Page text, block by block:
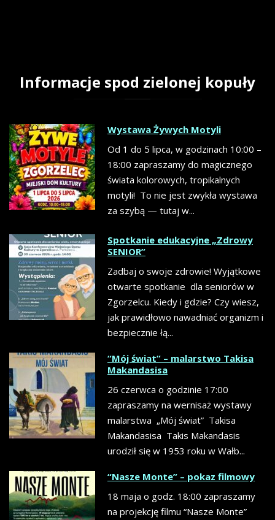
Informacje spod zielonej kopuły
Wystawa Żywych Motyli
Od 1 do 5 lipca, w godzinach 10:00 –
18:00 zapraszamy do magicznego
świata kolorowych, tropikalnych
motyli! To nie jest zwykła wystawa
za szybą — tutaj w...
Spotkanie edukacyjne „Zdrowy
SENIOR”
Zadbaj o swoje zdrowie! Wyjątkowe
otwarte spotkanie dla seniorów w
Zgorzelcu. Kiedy i gdzie? Czy wiesz,
jak prawidłowo nawadniać organizm i
bezpiecznie łą...
“Mój świat” – malarstwo Takisa
Makandasisa
26 czerwca o godzinie 17:00
zapraszamy na wernisaż wystawy
malarstwa „Mój świat” Takisa
Makandasisa Takis Makandasis
urodził się w 1953 roku w Wałb...
“Nasze Monte” – pokaz filmowy
18 maja o godz. 18:00 zapraszamy
na projekcję filmu “Nasze Monte”